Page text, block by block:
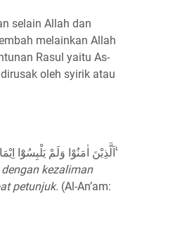
selain Allah dan
melainkan Allah
Rasul yaitu As-
oleh syirik atau
اَلَّذِيْنَ اٰمَنُوْا وَلَمْ يَلْبِسُوْٓا اِيْمَانَهُمْ بِظُلْمٍ اُولٰۤىِٕكَ لَهُمُ الْاَمْنُ وَهُمْ مُّهْتَدُوْنَ ࣖ
kezaliman
petunjuk. (Al-An’am: